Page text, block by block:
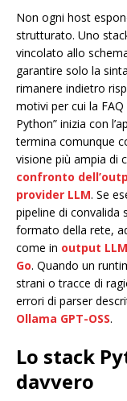
Non ogni host
strutturato. Uno
vincolato allo
garantire solo la
rimanere indietro
motivi per cui la FAQ
Python” inizia con
termina comunque
visione più ampia di
confronto
provider LLM. Se
pipeline di convalida
formato della rete,
come in output
Go. Quando un
strani o tracce di
errori di parser
Ollama GPT-OSS.
Lo stack
davvero